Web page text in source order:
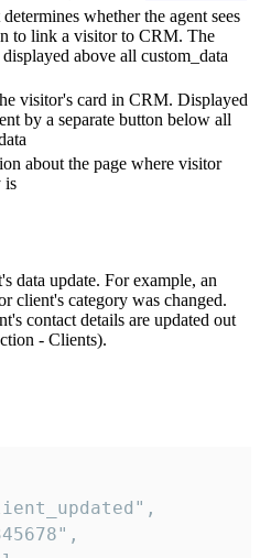
whether the agent sees
to link a visitor to CRM. The
above all custom_data
visitor's card in CRM. Displayed
by a separate button below all
about the page where visitor
is
data update. For example, an
client's category was changed.
contact details are updated out
- Clients).